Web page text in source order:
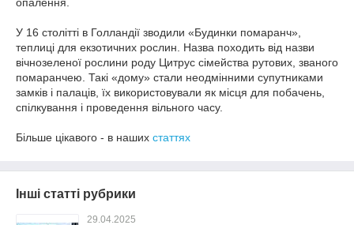
опалення.
У 16 столітті в Голландії зводили «Будинки помаранч»,
теплиці для екзотичних рослин. Назва походить від назви
вічнозеленої рослини роду Цитрус сімейства рутових, званого
помаранчею. Такі «дому» стали неодмінними супутниками
замків і палаців, їх використовували як місця для побачень,
спілкування і проведення вільного часу.
Більше цікавого - в наших статтях
Інші статті рубрики
29.04.2025